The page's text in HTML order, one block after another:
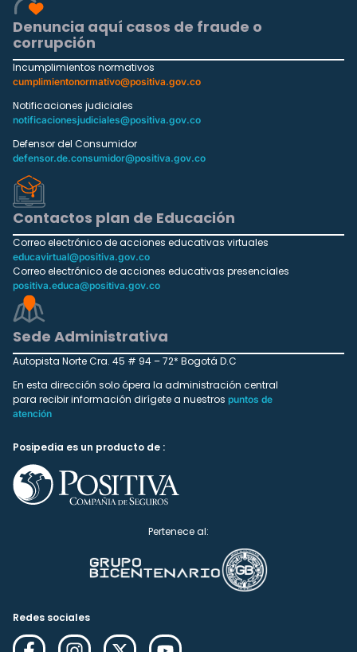
Denuncia aquí casos de fraude o
corrupción
Incumplimientos normativos
cumplimientonormativo@positiva.gov.co
Notificaciones judiciales
notificacionesjudiciales@positiva.gov.co
Defensor del Consumidor
defensor.de.consumidor@positiva.gov.co
Contactos plan de Educación
Correo electrónico de acciones educativas virtuales
educavirtual@positiva.gov.co
Correo electrónico de acciones educativas presenciales
positiva.educa@positiva.gov.co
Sede Administrativa
Autopista Norte Cra. 45 # 94 – 72* Bogotá D.C
En esta dirección solo ópera la administración central
para recibir información dirígete a nuestros puntos de
atención
Posipedia es un producto de :
Pertenece al:
Redes sociales